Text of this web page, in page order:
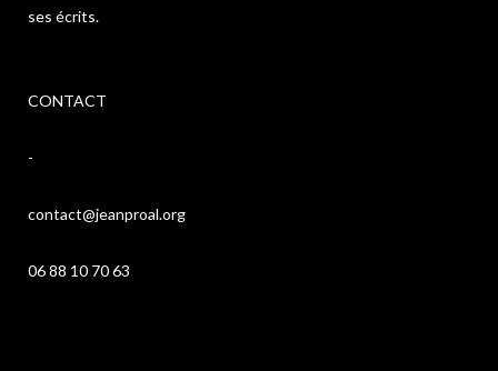
ses écrits.
CONTACT
-
contact@jeanproal.org
06 88 10 70 63